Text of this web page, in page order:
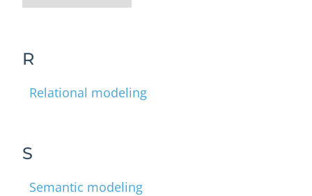
R
Relational modeling
S
Semantic modeling